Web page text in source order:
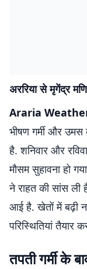
अररिया से मृगेंद्र मणि
Araria
भीषण गर्मी और
है. शनिवार और
मौसम सुहावना हो
ने राहत की सांस ली
आई है. खेतों में बढ़ी
परिस्थितियां तैयार
तपती गर्मी के